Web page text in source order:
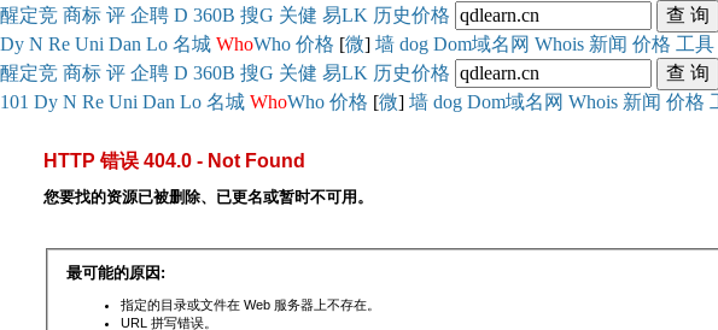
醒定竞 商标 评 企聘 D 360B 搜G 关健 易LK 历史价格
Dy N Re Uni Dan Lo 名城 WhoWho 价格 [微] 墙 dog Dom域名网 Whois 新闻 价格 工具